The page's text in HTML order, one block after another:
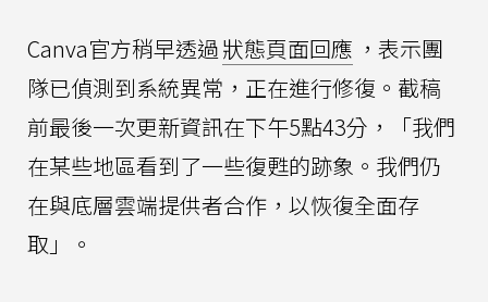
Canva官方稍早透過狀態頁面回應 ，表示團
隊已偵測到系統異常，正在進行修復。截稿
前最後一次更新資訊在下午5點43分，「我們
在某些​​地區看到了一些復甦的跡象。我們仍
在與底層雲端提供者合作，以恢復全面存
取」。